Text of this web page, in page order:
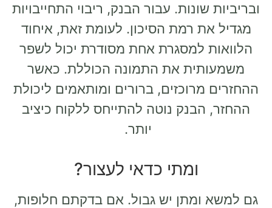
ובריביות שונות. עבור הבנק, ריבוי התחייבויות
מגדיל את רמת הסיכון. לעומת זאת, איחוד
הלוואות למסגרת אחת מסודרת יכול לשפר
משמעותית את התמונה הכוללת. כאשר
ההחזרים מרוכזים, ברורים ומותאמים ליכולת
ההחזר, הבנק נוטה להתייחס ללקוח כיציב
יותר.
ומתי כדאי לעצור?
גם למשא ומתן יש גבול. אם בדקתם חלופות,